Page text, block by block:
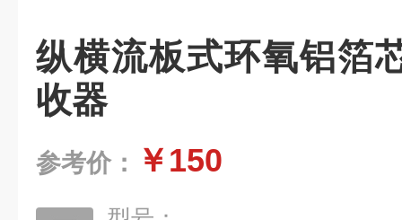
纵横流板式环氧铝箔
收器
参考价： ￥150